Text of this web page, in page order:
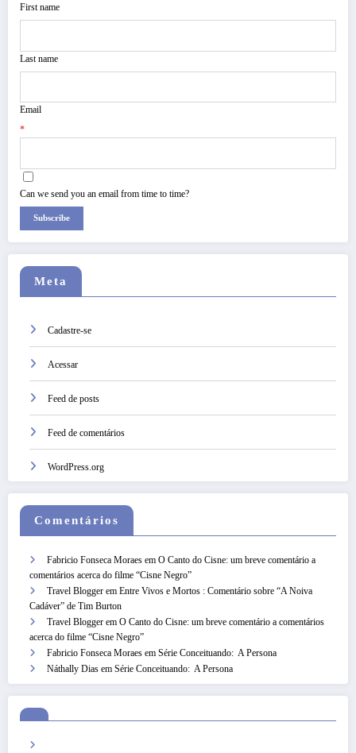
First name
Last name
Email
*
Can we send you an email from time to time?
Subscribe
Meta
Cadastre-se
Acessar
Feed de posts
Feed de comentários
WordPress.org
Comentários
Fabricio Fonseca Moraes em O Canto do Cisne: um breve comentário a
comentários acerca do filme “Cisne Negro”
Travel Blogger em Entre Vivos e Mortos : Comentário sobre “A Noiva
Cadáver” de Tim Burton
Travel Blogger em O Canto do Cisne: um breve comentário a comentários
acerca do filme “Cisne Negro”
Fabricio Fonseca Moraes em Série Conceituando: A Persona
Náthally Dias em Série Conceituando: A Persona